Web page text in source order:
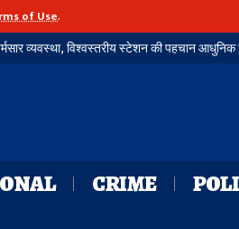
of Use.
CRIME